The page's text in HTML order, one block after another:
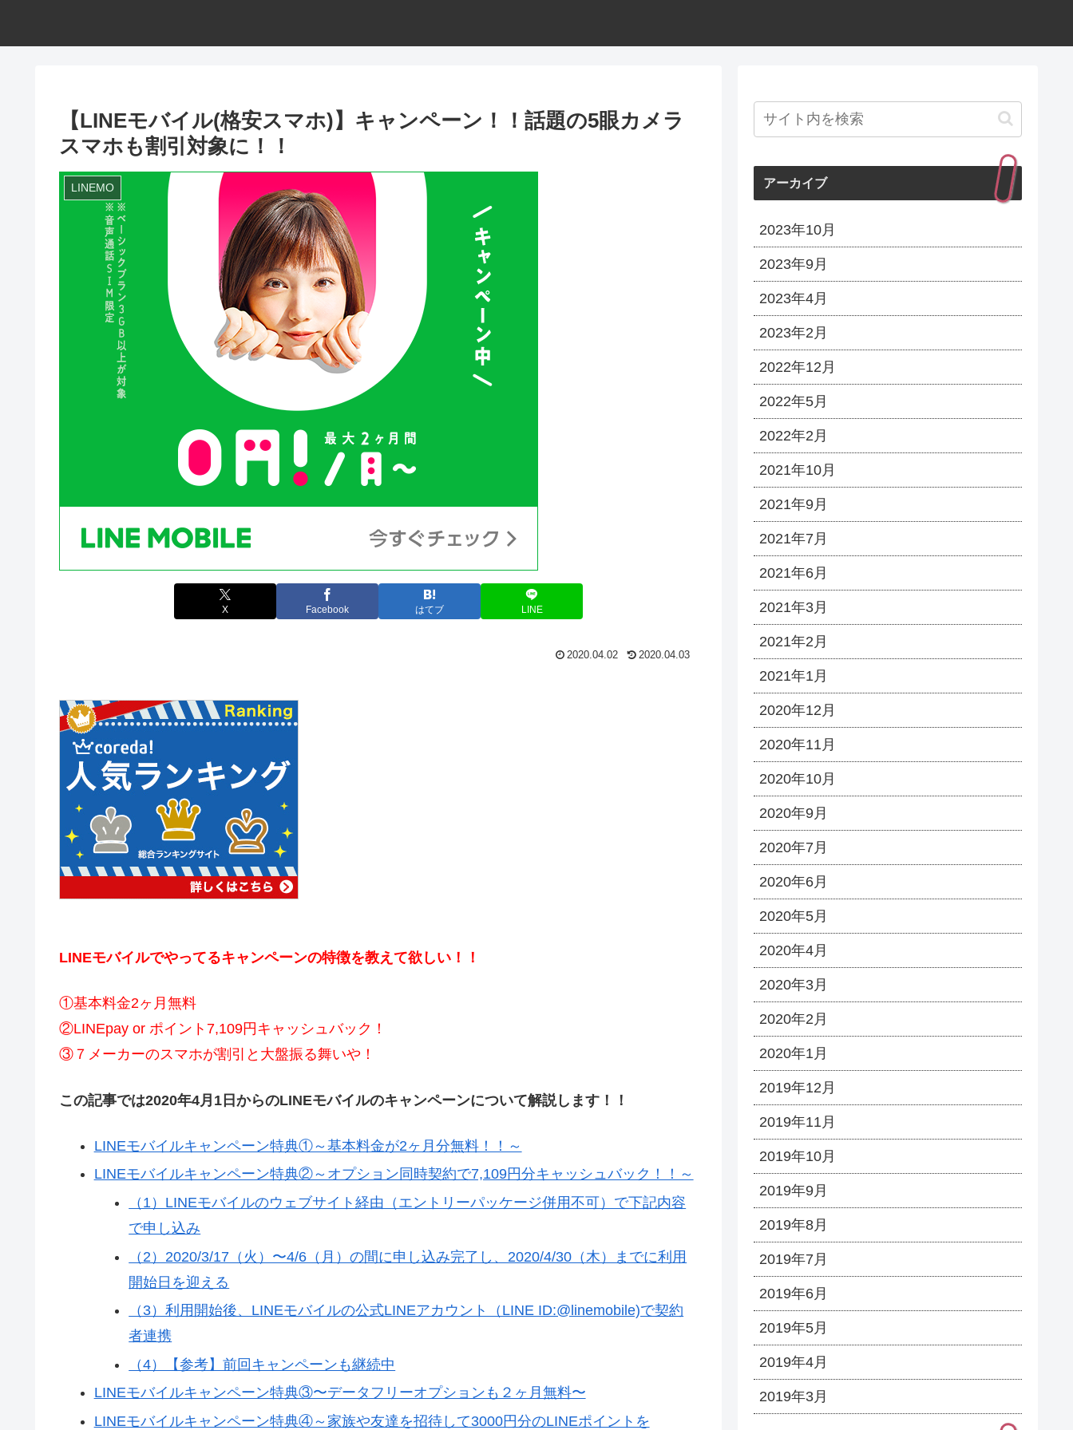
【LINEモバイル(格安スマホ)】キャンペーン！！話題の5眼カメラ
スマホも割引対象に！！
LINEMO
X Facebook はてブ LINE
2020.04.02 2020.04.03
LINEモバイルでやってるキャンペーンの特徴を教えて欲しい！！
①基本料金2ヶ月無料
②LINEpay or ポイント7,109円キャッシュバック！
③７メーカーのスマホが割引と大盤振る舞いや！
この記事では2020年4月1日からのLINEモバイルのキャンペーンについて解説します！！
LINEモバイルキャンペーン特典①～基本料金が2ヶ月分無料！！～
LINEモバイルキャンペーン特典②～オプション同時契約で7,109円分キャッシュバック！！～
（1）LINEモバイルのウェブサイト経由（エントリーパッケージ併用不可）で下記内容
で申し込み
（2）2020/3/17（火）〜4/6（月）の間に申し込み完了し、2020/4/30（木）までに利用
開始日を迎える
（3）利用開始後、LINEモバイルの公式LINEアカウント（LINE ID:@linemobile)で契約
者連携
（4）【参考】前回キャンペーンも継続中
LINEモバイルキャンペーン特典③〜データフリーオプションも２ヶ月無料〜
LINEモバイルキャンペーン特典④～家族や友達を招待して3000円分のLINEポイントを
アーカイブ
2023年10月
2023年9月
2023年4月
2023年2月
2022年12月
2022年5月
2022年2月
2021年10月
2021年9月
2021年7月
2021年6月
2021年3月
2021年2月
2021年1月
2020年12月
2020年11月
2020年10月
2020年9月
2020年7月
2020年6月
2020年5月
2020年4月
2020年3月
2020年2月
2020年1月
2019年12月
2019年11月
2019年10月
2019年9月
2019年8月
2019年7月
2019年6月
2019年5月
2019年4月
2019年3月